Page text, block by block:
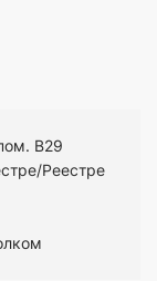
В29
Реестре